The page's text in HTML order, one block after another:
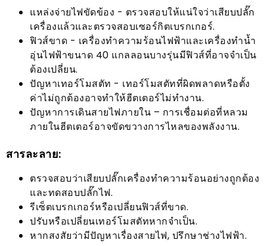
แหล่งจ่ายไฟขัดข้อง - ตรวจสอบให้แน่ใจว่าเสียบปลั๊ก
เครื่องแล้วและตรวจสอบเซอร์กิตเบรกเกอร์.
ฟิวส์ขาด - เครื่องทำความร้อนไฟฟ้าและเครื่องทำน้ำ
อุ่นไฟฟ้าขนาด 40 แกลลอนบางรุ่นมีฟิวส์ที่อาจจำเป็น
ต้องเปลี่ยน.
ปัญหาเทอร์โมสตัท - เทอร์โมสตัทที่ผิดพลาดหรือตั้ง
ค่าไม่ถูกต้องอาจทำให้ฮีตเตอร์ไม่ทำงาน.
ปัญหาการเดินสายไฟภายใน – การเชื่อมต่อที่หลวม
ภายในฮีตเตอร์อาจขัดขวางการไหลของพลังงาน.
สารละลาย:
ตรวจสอบว่าเสียบปลั๊กเครื่องทำความร้อนอย่างถูกต้อง
และทดสอบปลั๊กไฟ.
รีเซ็ตเบรกเกอร์หรือเปลี่ยนฟิวส์ที่ขาด.
ปรับหรือเปลี่ยนเทอร์โมสตัทหากจำเป็น.
หากสงสัยว่ามีปัญหาเรื่องสายไฟ, ปรึกษาช่างไฟฟ้า.